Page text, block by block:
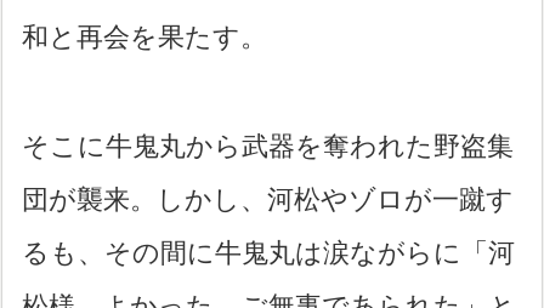
和と再会を果たす。
そこに牛鬼丸から武器を奪われた野盗集
団が襲来。しかし、河松やゾロが一蹴す
るも、その間に牛鬼丸は涙ながらに「河